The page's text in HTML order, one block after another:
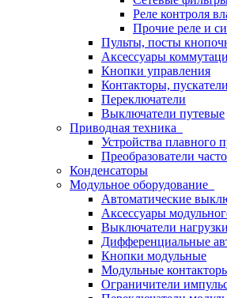
Реле контроля
Прочие реле и
Пульты, посты
Аксессуары
Кнопки управления
Контакторы, пускатели
Переключатели
Выключатели путевые
Приводная техника
Устройства плавного
Преобразователи
Конденсаторы
Модульное оборудование
Автоматические
Аксессуары
Выключатели нагрузки
Дифференциальные
Кнопки модульные
Модульные
Ограничители